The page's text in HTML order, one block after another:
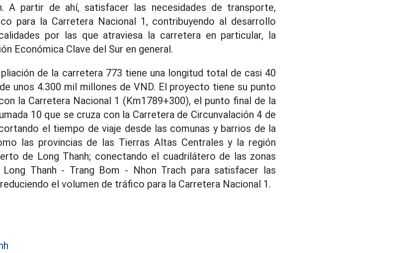
A partir de ahí, satisfacer las necesidades de transporte,
para la Carretera Nacional 1, contribuyendo al desarrollo
por las que atraviesa la carretera en particular, la
Económica Clave del Sur en general.
de la carretera 773 tiene una longitud total de casi 40
unos 4.300 mil millones de VND. El proyecto tiene su punto
la Carretera Nacional 1 (Km1789+300), el punto final de la
10 que se cruza con la Carretera de Circunvalación 4 de
el tiempo de viaje desde las comunas y barrios de la
las provincias de las Tierras Altas Centrales y la región
de Long Thanh; conectando el cuadrilátero de las zonas
Thanh - Trang Bom - Nhon Trach para satisfacer las
el volumen de tráfico para la Carretera Nacional 1.